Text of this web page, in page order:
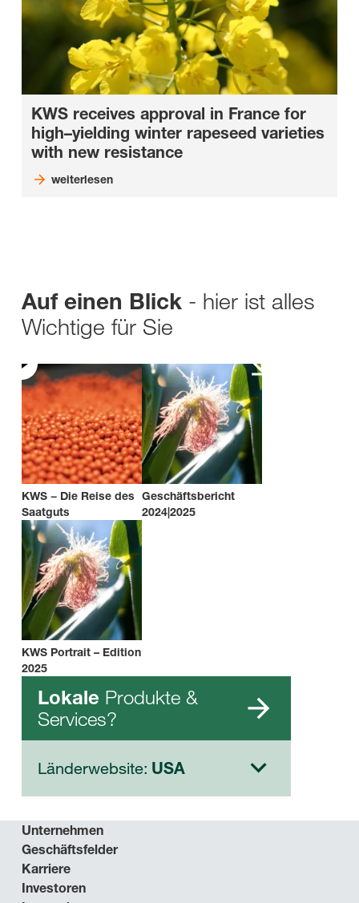
KWS receives approval in France for
high–yielding winter rapeseed varieties
with new resistance
weiterlesen
Auf einen Blick - hier ist alles
Wichtige für Sie
KWS − Die Reise des
Saatguts
Geschäftsbericht
2024|2025
KWS Portrait – Edition
2025
Lokale Produkte &
Services?
Länderwebsite: USA
Unternehmen
Geschäftsfelder
Karriere
Investoren